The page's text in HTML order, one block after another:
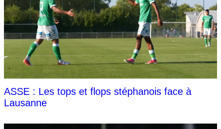
ASSE : Les tops et flops stéphanois face à
Lausanne